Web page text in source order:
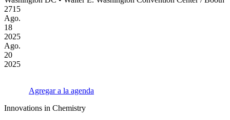
2715
Ago.
18
2025
Ago.
20
2025
Agregar a la agenda
Innovations in Chemistry